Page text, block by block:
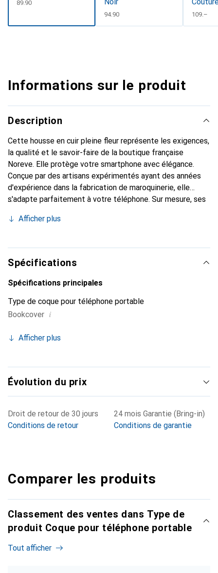
CHF
89.90
CHF
94.90 CHF
109.–
Informations sur le produit
Description
Cette housse en cuir pleine fleur représente les exigences,
la qualité et le savoir-faire de la boutique française
Noreve. Elle protège votre smartphone avec élégance.
Conçue par des artisans expérimentés ayant des années
d'expérience dans la fabrication de maroquinerie, elle
s'adapte parfaitement à votre téléphone. Sur mesure, ses
peau. Elle devient l'accessoire chic et indispensable pour
internationalement pour ses produits de haute qualité et
est un choix fiable pour une clientèle exigeante.
Afficher plus
Spécifications
Spécifications principales
Type de coque pour téléphone portable
Bookcover i
Afficher plus
Évolution du prix
Droit de retour de 30 jours
Conditions de retour
24 mois Garantie (Bring-in)
Conditions de garantie
Comparer les produits
Classement des ventes dans Type de
produit Coque pour téléphone portable
Tout afficher